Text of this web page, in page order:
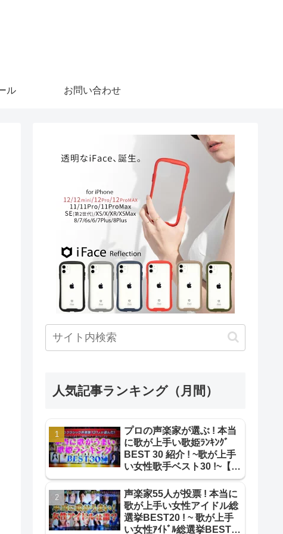
ル お問い合わせ
人気記事ランキング（月間）
プロの声楽家が選ぶ ! 本当
に歌が上手い歌姫ﾗﾝｷﾝｸﾞ
BEST 30 紹介 ! ~歌が上手
い女性歌手ベスト30 !~【本
当のとこ教えてランキン
グ】
声楽家55人が投票 ! 本当に
歌が上手い女性アイドル総
選挙BEST20 ! ~ 歌が上手
い女性ｱｲﾄﾞﾙ総選挙BEST20